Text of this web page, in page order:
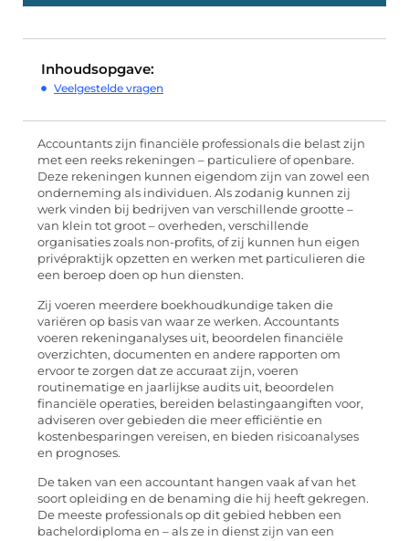
Inhoudsopgave:
Veelgestelde vragen
Accountants zijn financiële professionals die belast zijn
met een reeks rekeningen – particuliere of openbare.
Deze rekeningen kunnen eigendom zijn van zowel een
onderneming als individuen. Als zodanig kunnen zij
werk vinden bij bedrijven van verschillende grootte –
van klein tot groot – overheden, verschillende
organisaties zoals non-profits, of zij kunnen hun eigen
privépraktijk opzetten en werken met particulieren die
een beroep doen op hun diensten.
Zij voeren meerdere boekhoudkundige taken die
variëren op basis van waar ze werken. Accountants
voeren rekeninganalyses uit, beoordelen financiële
overzichten, documenten en andere rapporten om
ervoor te zorgen dat ze accuraat zijn, voeren
routinematige en jaarlijkse audits uit, beoordelen
financiële operaties, bereiden belastingaangiften voor,
adviseren over gebieden die meer efficiëntie en
kostenbesparingen vereisen, en bieden risicoanalyses
en prognoses.
De taken van een accountant hangen vaak af van het
soort opleiding en de benaming die hij heeft gekregen.
De meeste professionals op dit gebied hebben een
bachelordiploma en – als ze in dienst zijn van een